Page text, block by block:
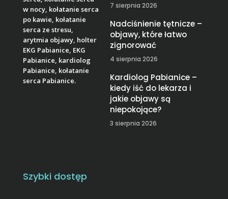
7 sierpnia 2026
Nadciśnienie tętnicze –
objawy, które łatwo
zignorować
4 sierpnia 2026
Kardiolog Pabianice –
kiedy iść do lekarza i
jakie objawy są
niepokojące?
3 sierpnia 2026
Szybki dostęp